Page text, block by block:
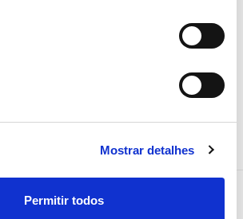
Mostrar detalhes
Permitir todos